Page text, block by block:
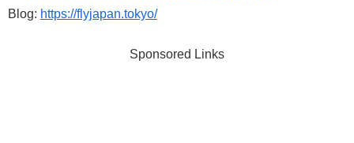
Blog: https://flyjapan.tokyo/
Sponsored Links